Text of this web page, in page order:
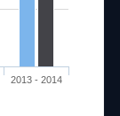
2013 - 2014